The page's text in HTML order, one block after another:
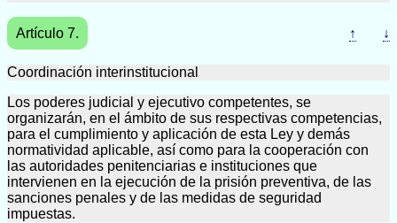
Artículo 7. ↑ ↓
Coordinación interinstitucional
Los poderes judicial y ejecutivo competentes, se
organizarán, en el ámbito de sus respectivas competencias,
para el cumplimiento y aplicación de esta Ley y demás
normatividad aplicable, así como para la cooperación con
las autoridades penitenciarias e instituciones que
intervienen en la ejecución de la prisión preventiva, de las
sanciones penales y de las medidas de seguridad
impuestas.